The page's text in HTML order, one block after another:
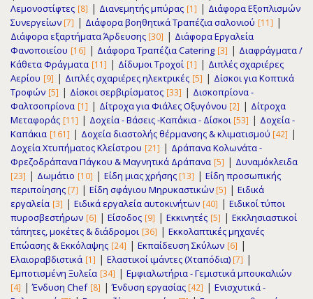
Λεμονοστίφτες [8] | Διανεμητής μπύρας [1] | Διάφορα Εξοπλισμών
Συνεργείων [7] | Διάφορα βοηθητικά Τραπέζια σαλονιού [11] |
Διάφορα εξαρτήματα Άρδευσης [30] | Διάφορα Εργαλεία
Φανοποιείου [16] | Διάφορα Τραπέζια Catering [3] | Διαφράγματα /
Κάθετα Φράγματα [11] | Δίδυμοι Τροχοί [1] | Διπλές σχαριέρες
Αερίου [9] | Διπλές σχαριέρες ηλεκτρικές [5] | Δίσκοι για Κοπτικά
Τροφών [5] | Δίσκοι σερβιρίσματος [33] | Δισκοπρίονα -
Φαλτσοπρίονα [1] | Δίτροχα για Φιάλες Οξυγόνου [2] | Δίτροχα
Μεταφοράς [11] | Δοχεία - Βάσεις -Καπάκια - Δίσκοι [53] | Δοχεία -
Καπάκια [161] | Δοχεία διαστολής θέρμανσης & κλιματισμού [42] |
Δοχεία Χτυπήματος Κλείστρου [21] | Δράπανα Κολωνάτα -
Φρεζοδράπανα Πάγκου & Μαγνητικά Δράπανα [5] | Δυναμόκλειδα
[23] | Δωμάτιο [10] | Είδη μιας χρήσης [13] | Είδη προσωπικής
περιποίησης [7] | Είδη σφάγιου Μηρυκαστικών [5] | Ειδικά
εργαλεία [3] | Ειδικά εργαλεία αυτοκινήτων [40] | Ειδικοί τύποι
πυροσβεστήρων [6] | Είσοδος [9] | Εκκινητές [5] | Εκκλησιαστικοί
τάπητες, μοκέτες & διάδρομοι [36] | Εκκολαπτικές μηχανές
Επώασης & Εκκόλαψης [24] | Εκπαίδευση Σκύλων [6] |
Ελαιοραβδιστικά [1] | Ελαστικοί ιμάντες (Χταπόδια) [7] |
Εμποτισμένη Ξυλεία [34] | Εμφιαλωτήρια - Γεμιστικά μπουκαλιών
[4] |Ένδυση Chef [8] |Ένδυση εργασίας [42] | Ενισχυτικά -